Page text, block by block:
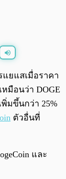
/
แยแสเมื่อราคา
มือนว่า DOGE
มขึ้นกว่า 25%
ตัวอื่นที่
และ